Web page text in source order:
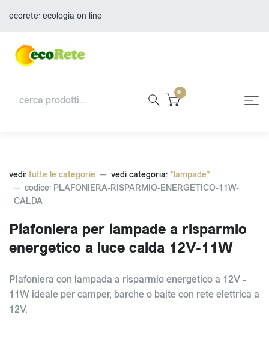
ecorete: ecologia on line
0
vedi: tutte le categorie vedi categoria: *lampade*
codice: PLAFONIERA-RISPARMIO-ENERGETICO-11W-
CALDA
Plafoniera per lampade a risparmio
energetico a luce calda 12V-11W
Plafoniera con lampada a risparmio energetico a 12V -
11W ideale per camper, barche o baite con rete elettrica a
12V.